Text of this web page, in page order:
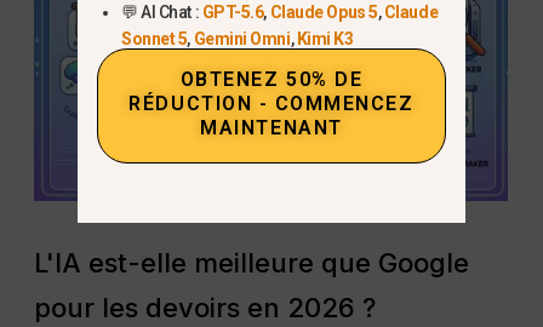
L'IA est-elle meilleure que Google
pour les devoirs en 2026 ?
💬 AI Chat : GPT-5.6, Claude Opus 5,Claude
Sonnet 5, Gemini Omni, Kimi K3
OBTENEZ 50% DE
RÉDUCTION - COMMENCEZ
MAINTENANT